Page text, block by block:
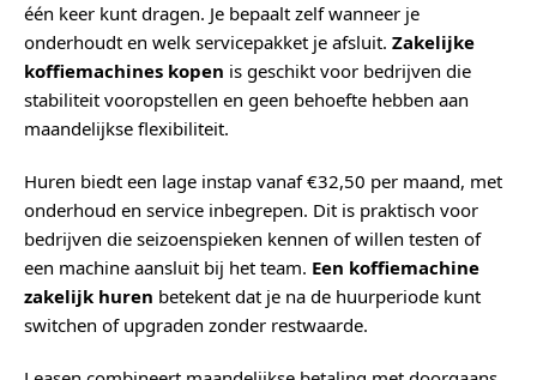
één keer kunt dragen. Je bepaalt zelf wanneer je
onderhoudt en welk servicepakket je afsluit. Zakelijke
koffiemachines kopen is geschikt voor bedrijven die
stabiliteit vooropstellen en geen behoefte hebben aan
maandelijkse flexibiliteit.
Huren biedt een lage instap vanaf €32,50 per maand, met
onderhoud en service inbegrepen. Dit is praktisch voor
bedrijven die seizoenspieken kennen of willen testen of
een machine aansluit bij het team. Een koffiemachine
zakelijk huren betekent dat je na de huurperiode kunt
switchen of upgraden zonder restwaarde.